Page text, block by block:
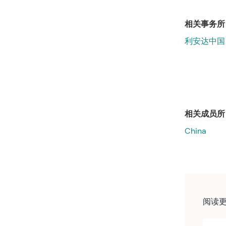
相关事务所
利安达中国
相关成员所
China
阅读